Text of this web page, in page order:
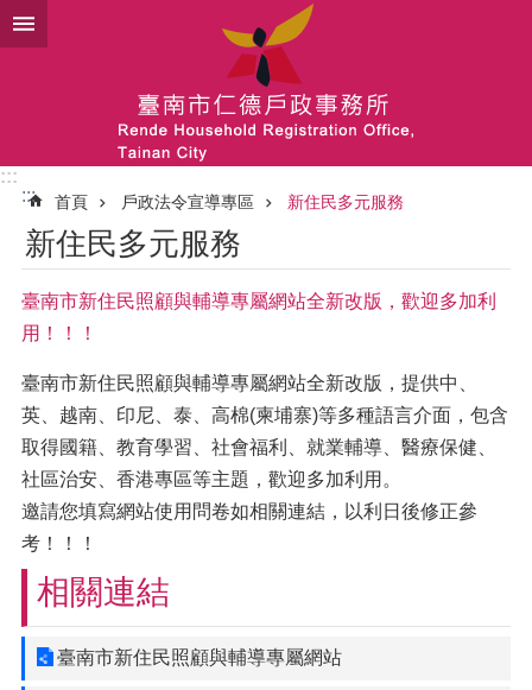
跳到主要內容區塊
:::
:::
首頁 戶政法令宣導專區 新住民多元服務
新住民多元服務
臺南市新住民照顧與輔導專屬網站全新改版，歡迎多加利
用！！！
臺南市新住民照顧與輔導專屬網站全新改版，提供中、
英、越南、印尼、泰、高棉(柬埔寨)等多種語言介面，包含
取得國籍、教育學習、社會福利、就業輔導、醫療保健、
社區治安、香港專區等主題，歡迎多加利用。
邀請您填寫網站使用問卷如相關連結，以利日後修正參
考！！！
相關連結
臺南市新住民照顧與輔導專屬網站